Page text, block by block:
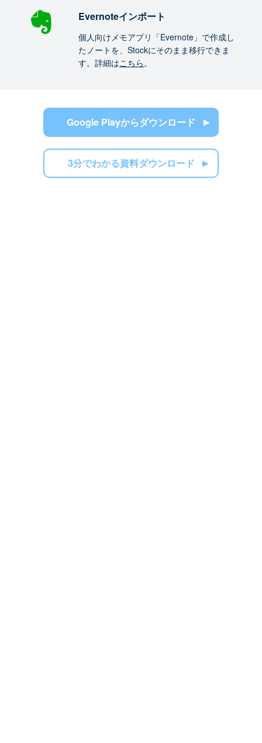
Evernoteインポート
個人向けメモアプリ「Evernote」で作成し
たノートを、Stockにそのまま移行できま
す。詳細はこちら。
Google Playからダウンロード
3分でわかる資料ダウンロード